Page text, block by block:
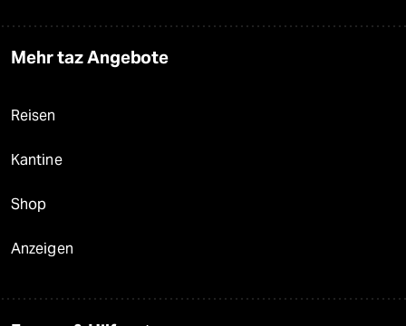
Mehr taz Angebote
Reisen
Kantine
Shop
Anzeigen